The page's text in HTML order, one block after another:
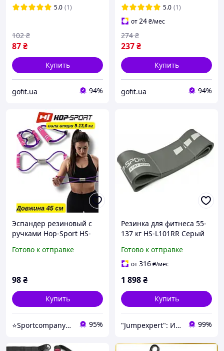
5.0 (1)
87₴
102 ₴
Купить
gofit.ua 94%
5.0 (1)
от24₴/мес
237₴
274 ₴
Купить
gofit.ua 94%
Эспандер резиновый с
ручками Hop-Sport HS-
тренажер-эспандер
фитнеса
Готово к отправке
98₴
Купить
⭐️Sportcompany⭐️ Інтернет магазин спортивних товарів⭐️ 95%
Резинка для фитнеса 55-
137 кг HS-L101RR Серый
Готово к отправке
от316₴/мес
1 898₴
Купить
"Jumpexpert": Интернет-магазин товаров для активного отдыха и спорта! 99%